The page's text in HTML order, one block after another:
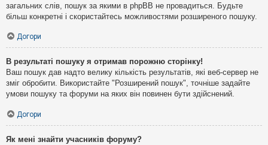
загальних слів, пошук за якими в phpBB не провадиться. Будьте
більш конкретні і скористайтесь можливостями розширеного пошуку.
Догори
В результаті пошуку я отримав порожню сторінку!
Ваш пошук дав надто велику кількість результатів, які веб-сервер не
зміг обробити. Використайте "Розширений пошук", точніше задайте
умови пошуку та форуми на яких він повинен бути здійснений.
Догори
Як мені знайти учасників форуму?